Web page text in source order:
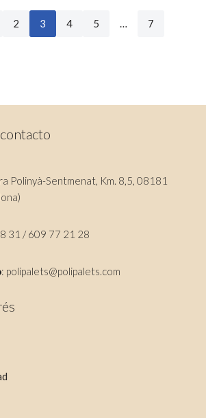
2 3 4 5 … 7
Polinyà-Sentmenat, Km. 8,5, 08181
31 / 609 77 21 28
: polipalets@polipalets.com